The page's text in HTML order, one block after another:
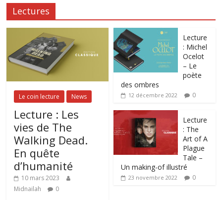
Lectures
Le coin lecture News
Lecture : Les
vies de The
Walking Dead.
En quête
d’humanité
10 mars 2023
Midnailah
0
Lecture
: Michel
Ocelot
– Le
poète
des ombres
12 décembre 2022 0
Lecture
: The
Art of A
Plague
Tale –
Un making-of illustré
23 novembre 2022 0